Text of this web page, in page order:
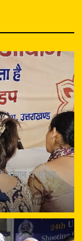
सम्मान व सुरक्षा